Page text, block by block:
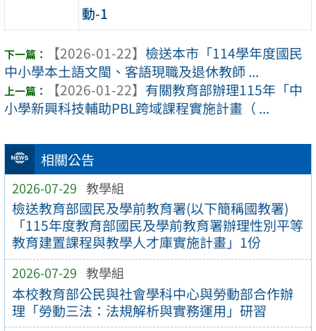
相關公告
2026-07-29 教學組
檢送教育部國民及學前教育署(以下簡稱國教署)
「115年度教育部國民及學前教育署辦理性別平等
教育建置課程與教學人才庫實施計畫」1份
2026-07-29 教學組
本校教育部公民與社會學科中心與勞動部合作辦
理「勞動三法：法規解析與實務運用」研習
動-1
【2026-01-22】 檢送本市「114學年度國民
中小學本土語文閩、客語現職及退休教師 ...
【2026-01-22】 有關教育部辦理115年「中
小學新興科技輔助PBL跨域課程實施計畫（ ...